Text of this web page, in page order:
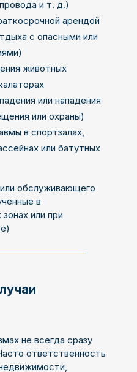
и т. д.)
арендой
с опасными или
животных
или нападения
или охраны)
в спортзалах,
или батутных
обслуживающего
в
или при
не всегда сразу
ответственность